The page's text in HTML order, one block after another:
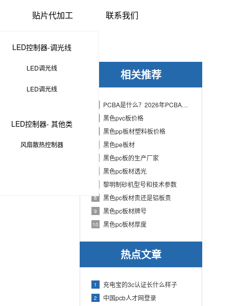
LED控制器-调光线
LED调光线
LED调光线
LED控制器- 其他类
风扇散热控制器
贴片代加工 联系我们
相关推荐
PCBA是什么？2026年PCBA制造与代工指南：专业方案、流程与应用
黑色pvc板价格
黑色pp板材塑料板价格
黑色pe板材
黑色pc板的生产厂家
黑色pc板材透光
黎明制砂机型号和技术参数
8 黑色pc板材贵还是铝板贵
9 黑色pc板材牌号
10 黑色pc板材厚度
热点文章
1 充电宝的3c认证长什么样子
2 中国pcb人才网登录